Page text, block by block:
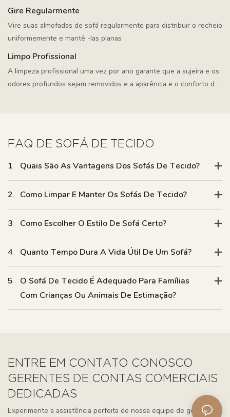
umidade
Gire Regularmente
Vire suas almofadas de sofá regularmente para distribuir o recheio
uniformemente e mantê -las planas
Limpo Profissional
A limpeza profissional uma vez por ano garante que a sujeira e os
odores profundos sejam removidos e a aparência e o conforto do
FAQ DE SOFÁ DE TECIDO
1 Quais São As Vantagens Dos Sofás De Tecido?
2 Como Limpar E Manter Os Sofás De Tecido?
3 Como Escolher O Estilo De Sofá Certo?
4 Quanto Tempo Dura A Vida Útil De Um Sofá?
5
O Sofá De Tecido É Adequado Para Famílias
Com Crianças Ou Animais De Estimação?
ENTRE EM CONTATO CONOSCO
GERENTES DE CONTAS COMERCIAIS
DEDICADAS
Experimente a assistência perfeita de nossa equipe de gerentes